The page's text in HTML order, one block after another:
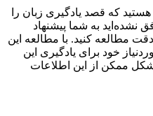
که قصد یادگیری زبان را
نشده‌اید به شما پیشنهاد
مطالعه کنید. با مطالعه این
خود برای یادگیری این
شکل ممکن از این اطلاعات